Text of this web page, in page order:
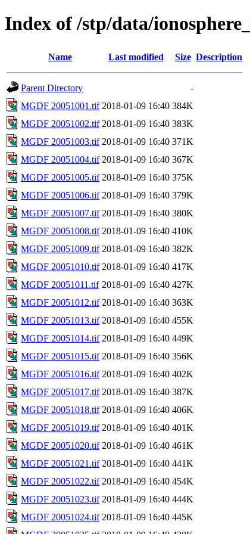
Index of /stp/data/
Name Last modified Size Description
Parent Directory
-
MGDF 20051001.tif 2018-01-09 16:40 384K
MGDF 20051002.tif 2018-01-09 16:40 383K
MGDF 20051003.tif 2018-01-09 16:40 371K
MGDF 20051004.tif 2018-01-09 16:40 367K
MGDF 20051005.tif 2018-01-09 16:40 375K
MGDF 20051006.tif 2018-01-09 16:40 379K
MGDF 20051007.tif 2018-01-09 16:40 380K
MGDF 20051008.tif 2018-01-09 16:40 410K
MGDF 20051009.tif 2018-01-09 16:40 382K
MGDF 20051010.tif 2018-01-09 16:40 417K
MGDF 20051011.tif 2018-01-09 16:40 427K
MGDF 20051012.tif 2018-01-09 16:40 363K
MGDF 20051013.tif 2018-01-09 16:40 455K
MGDF 20051014.tif 2018-01-09 16:40 449K
MGDF 20051015.tif 2018-01-09 16:40 356K
MGDF 20051016.tif 2018-01-09 16:40 402K
MGDF 20051017.tif 2018-01-09 16:40 387K
MGDF 20051018.tif 2018-01-09 16:40 406K
MGDF 20051019.tif 2018-01-09 16:40 401K
MGDF 20051020.tif 2018-01-09 16:40 461K
MGDF 20051021.tif 2018-01-09 16:40 441K
MGDF 20051022.tif 2018-01-09 16:40 454K
MGDF 20051023.tif 2018-01-09 16:40 444K
MGDF 20051024.tif 2018-01-09 16:40 445K